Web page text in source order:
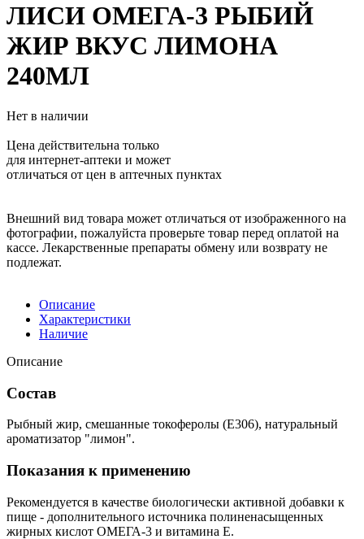
ЛИСИ ОМЕГА-3 РЫБИЙ
ЖИР ВКУС ЛИМОНА
240МЛ
Нет в наличии
Цена действительна только
для интернет-аптеки и может
отличаться от цен в аптечных пунктах
Внешний вид товара может отличаться от изображенного на
фотографии, пожалуйста проверьте товар перед оплатой на
кассе. Лекарственные препараты обмену или возврату не
подлежат.
Описание
Характеристики
Наличие
Описание
Состав
Рыбный жир, смешанные токоферолы (Е306), натуральный
ароматизатор "лимон".
Показания к применению
Рекомендуется в качестве биологически активной добавки к
пище - дополнительного источника полиненасыщенных
жирных кислот ОМЕГА-3 и витамина Е.